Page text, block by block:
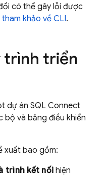
có thể gây lỗi được
khảo về CLI.
trình triển
dự án SQL Connect
và bảng điều khiển
xuất bao gồm:
trình kết nối hiện